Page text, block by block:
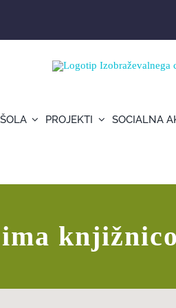
PROJEKTI SOCIALNA